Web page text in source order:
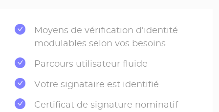
Moyens de vérification d’identité
modulables selon vos besoins
Parcours utilisateur fluide
Votre signataire est identifié
Certificat de signature nominatif